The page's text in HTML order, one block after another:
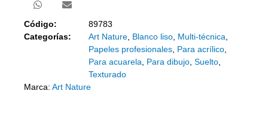
Código:
89783
Categorías:
Art Nature Blanco liso Multi-técnica
Papeles profesionales Para acrílico
Para acuarela
Para dibujo Suelto
Texturado
Marca: Art Nature